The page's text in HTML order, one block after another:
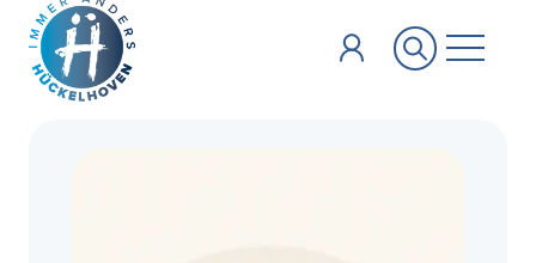
Zum Hauptinhalt springen